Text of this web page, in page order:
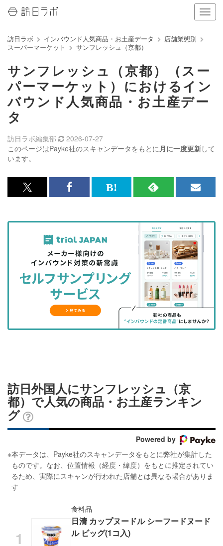
ナ
ビ
ン
の
表
示
え
訪日ラボ インバウンド人気商品・お土産データ
店舗業態別
スーパーマーケット
サンフレッシュ（京都）
サンフレッシュ（京都）（スー
パーマーケット）におけるイン
バウンド人気商品・お土産デー
タ
このページはPayke社のスキャンデータをもとに月に一度更新して
います。
訪日ラボ編集部 2026-07-27
x<br>
記
を
シ
ェ
る
Facebook<br>
記
事
を
シ
ェ
ア
す
る
は
な
ッ
ク
マ
に
RSS
記
事
を
購
読
す
る
メ
マ
ガ
登
録
す
る
訪日外国人にサンフレッシュ（京
都）で人気の商品・お土産ランキン
グ
Powered by
※本データは、Payke社のスキャンデータをもとに弊社が集計した
ものです。なお、位置情報（経度・緯度）をもとに推定されてい
るため、実際にスキャンが行われた店舗とは異なる場合がありま
す
食料品
日清 カップヌードル シーフードヌード
ル ビッグ(1コ入)